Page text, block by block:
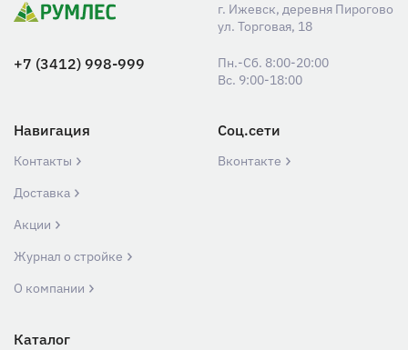
г. Ижевск, деревня Пирогово
ул. Торговая, 18
+7 (3412) 998-999
Пн.-Сб. 8:00-20:00
Вс. 9:00-18:00
Навигация
Контакты
Доставка
Акции
Журнал о стройке
О компании
Соц.сети
Вконтакте
Каталог